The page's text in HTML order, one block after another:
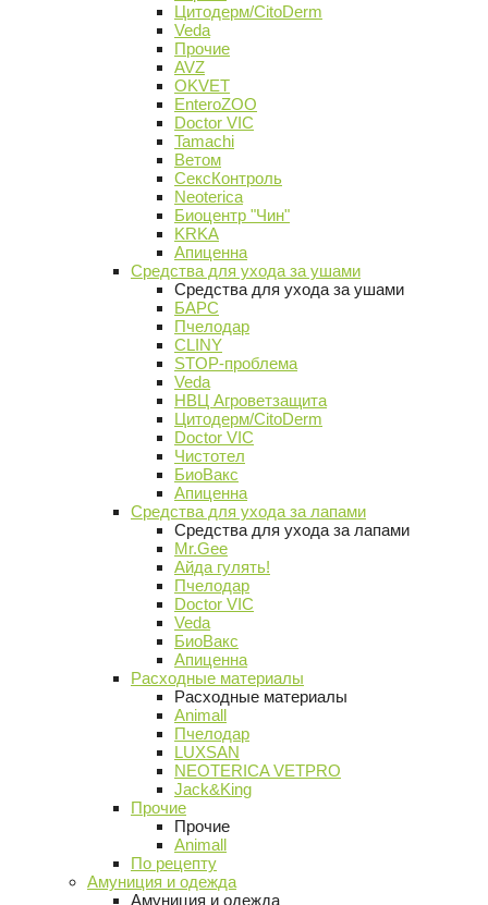
Цитодерм/CitoDerm
Veda
Прочие
AVZ
OKVET
EnteroZOO
Doctor VIC
Tamachi
Ветом
СексКонтроль
Neoterica
Биоцентр "Чин"
KRKA
Апиценна
Средства для ухода за ушами
Средства для ухода за ушами
БАРС
Пчелодар
CLINY
STOP-проблема
Veda
НВЦ Агроветзащита
Цитодерм/CitoDerm
Doctor VIC
Чистотел
БиоВакс
Апиценна
Средства для ухода за лапами
Средства для ухода за лапами
Mr.Gee
Айда гулять!
Пчелодар
Doctor VIC
Veda
БиоВакс
Апиценна
Расходные материалы
Расходные материалы
Animall
Пчелодар
LUXSAN
NEOTERICA VETPRO
Jack&King
Прочие
Прочие
Animall
По рецепту
Амуниция и одежда
Амуниция и одежда